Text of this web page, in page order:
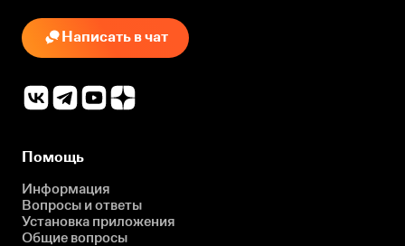
Написать в чат
Помощь
Информация
Вопросы и ответы
Установка приложения
Общие вопросы